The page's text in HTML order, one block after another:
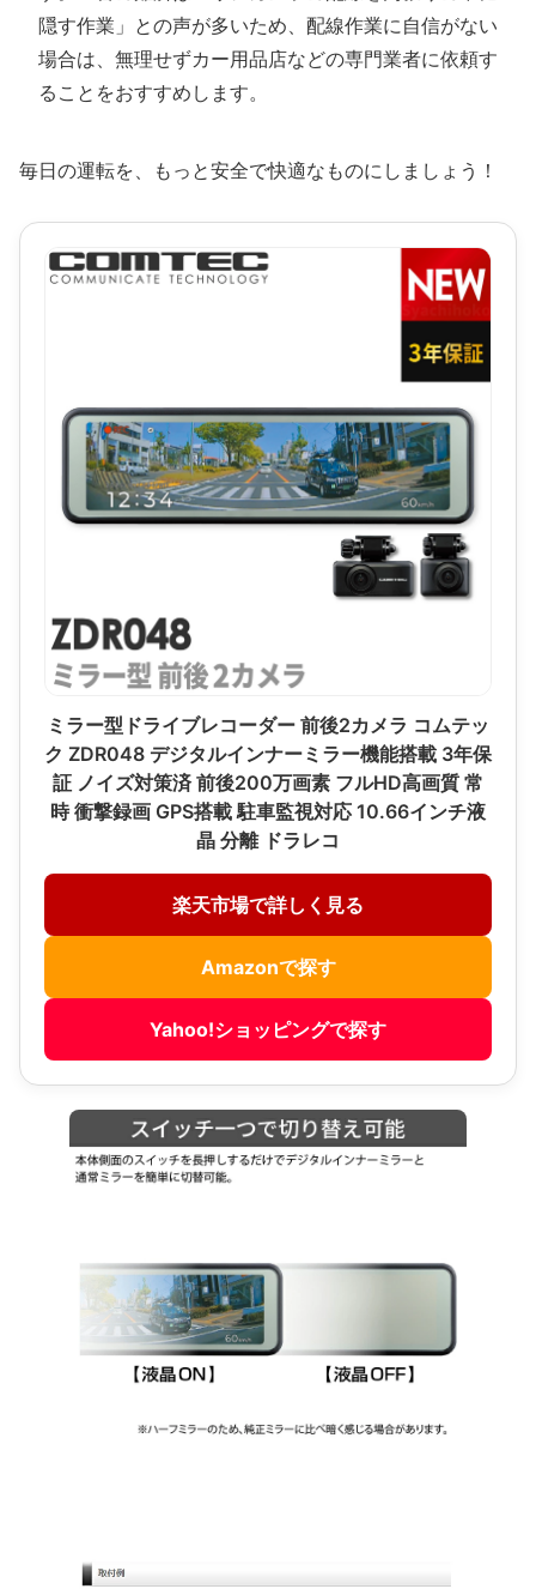
隠す作業」との声が多いため、配線作業に自信がない
場合は、無理せずカー用品店などの専門業者に依頼す
ることをおすすめします。
毎日の運転を、もっと安全で快適なものにしましょう！
ミラー型ドライブレコーダー 前後2カメラ コムテッ
ク ZDR048 デジタルインナーミラー機能搭載 3年保
証 ノイズ対策済 前後200万画素 フルHD高画質 常
時 衝撃録画 GPS搭載 駐車監視対応 10.66インチ液
晶 分離 ドラレコ
楽天市場で詳しく見る
Amazonで探す
Yahoo!ショッピングで探す